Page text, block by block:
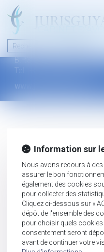
46 avenue de la liberté
B.P.315 - 97327 Cayenne
Tel : +594 594 29 45 35
www.jurisguyane.com
Information sur
Nous avons recours à
assurer le bon
également des cookies
pour collecter des
Cliquez ci-dessous sur «
dépôt de l'ensemble des
pour choisir quels
consentement seront
avant de continuer votre